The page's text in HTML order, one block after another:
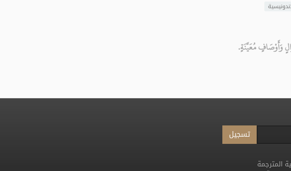
وَأَوْصَافٍ مُعَيَّنَةٍ.
تسجيل
المترجمة